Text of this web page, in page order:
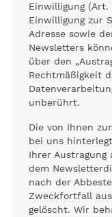
Einwilligung (Art.
Einwilligung zur
Adresse sowie
Newsletters
über den
Rechtmäßigkeit
unberührt.
Die von Ihnen
bei uns
Ihrer Austragung
dem
nach der
Zweckfortfall
gelöscht. Wir